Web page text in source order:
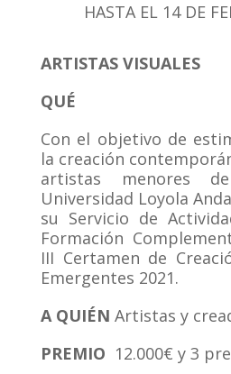
HASTA EL 14 DE
ARTISTAS VISUALES
QUÉ
Con el objetivo de
la creación
artistas menores
Universidad Loyola
su Servicio de
Formación
III Certamen de
Emergentes 2021.
A QUIÉN Artistas y
PREMIO 12.000€ y 3